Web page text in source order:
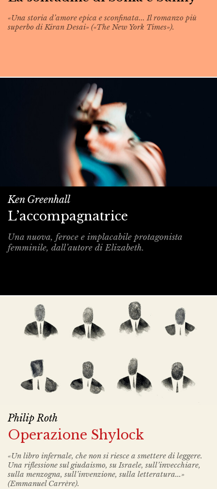
«Una storia d’amore epica e sconfinata... Il romanzo più
superbo di Kiran Desai» («The New York Times»).
Ken Greenhall
L’accompagnatrice
Una nuova, feroce e implacabile protagonista
femminile, dall’autore di Elizabeth.
Philip Roth
Operazione Shylock
«Un libro infernale, che non si riesce a smettere di leggere.
Una riflessione sul giudaismo, su Israele, sull’invecchiare,
sulla menzogna, sull’invenzione, sulla letteratura...»
(Emmanuel Carrère).